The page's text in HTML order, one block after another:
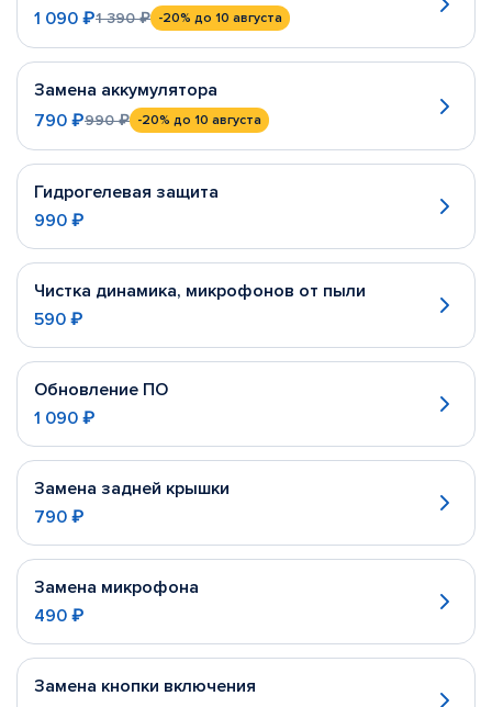
1 090 ₽1 390 ₽ -20% до 10 августа
Замена аккумулятора
790 ₽990 ₽ -20% до 10 августа
Гидрогелевая защита
990 ₽
Чистка динамика, микрофонов от пыли
590 ₽
Обновление ПО
1 090 ₽
Замена задней крышки
790 ₽
Замена микрофона
490 ₽
Замена кнопки включения